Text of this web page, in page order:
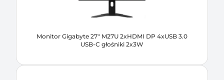
Monitor Gigabyte 27" M27U 2xHDMI DP 4xUSB 3.0
USB-C głośniki 2x3W